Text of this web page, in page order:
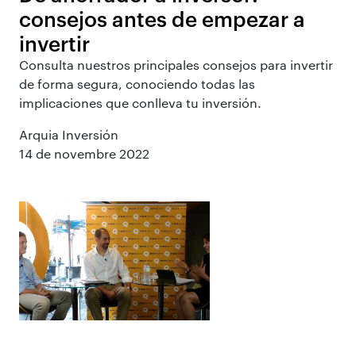
consejos antes de empezar a
invertir
Consulta nuestros principales consejos para invertir
de forma segura, conociendo todas las
implicaciones que conlleva tu inversión.
Arquia Inversión
14 de novembre 2022